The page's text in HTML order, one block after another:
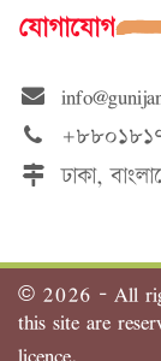
যোগাযোগ
ঢাকা,
© 2026 - All
this site are